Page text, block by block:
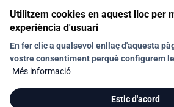
Segueix-nos a les xarxes socials
Política de privacitat
Protecció de
Registre d'Activitats
Utilitzem cookies en aquest lloc per
experiència d'usuari
En fer clic a qualsevol enllaç d'aquesta
vostre consentiment perquè configurem
Més informació
Estic d'acord